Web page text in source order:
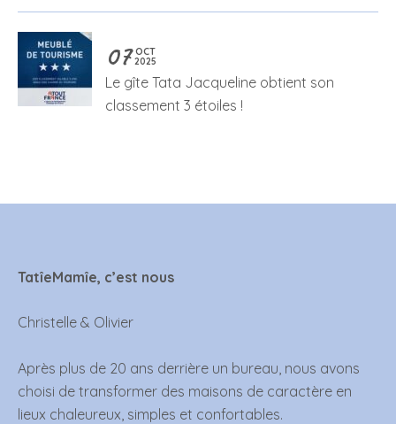
07 OCT
2025
Le gîte Tata Jacqueline obtient son
classement 3 étoiles !
TatîeMamîe, c’est nous
Christelle & Olivier
Après plus de 20 ans derrière un bureau, nous avons
choisi de transformer des maisons de caractère en
lieux chaleureux, simples et confortables.